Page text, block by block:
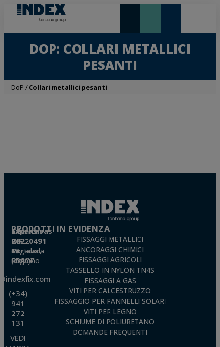
DOP: COLLARI METALLICI
PESANTI
DoP / Collari metallici pesanti
Técnicas Expansivas S.L.
CIF: B-26220491
P. I. La Portalada II, C/ Segador, 13
26006 · Logroño (La Rioja) · SPAIN
(+34)
941
272
131
VEDI
PRODOTTI IN EVIDENZA
FISSAGGI METALLICI
ANCORAGGI CHIMICI
FISSAGGI AGRICOLI
TASSELLO IN NYLON TN4S
FISSAGGI A GAS
VITI PER CALCESTRUZZO
FISSAGGIO PER PANNELLI SOLARI
VITI PER LEGNO
SCHIUME DI POLIURETANO
DOMANDE FREQUENTI